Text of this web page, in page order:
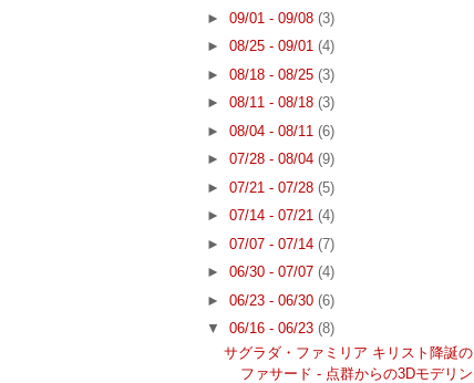
► 09/01 - 09/08 (3)
► 08/25 - 09/01 (4)
► 08/18 - 08/25 (3)
► 08/11 - 08/18 (3)
► 08/04 - 08/11 (6)
► 07/28 - 08/04 (9)
► 07/21 - 07/28 (5)
► 07/14 - 07/21 (4)
► 07/07 - 07/14 (7)
► 06/30 - 07/07 (4)
► 06/23 - 06/30 (6)
▼ 06/16 - 06/23 (8)
サグラダ・ファミリア キリスト降誕の
ファサード - 点群からの3Dモデリン